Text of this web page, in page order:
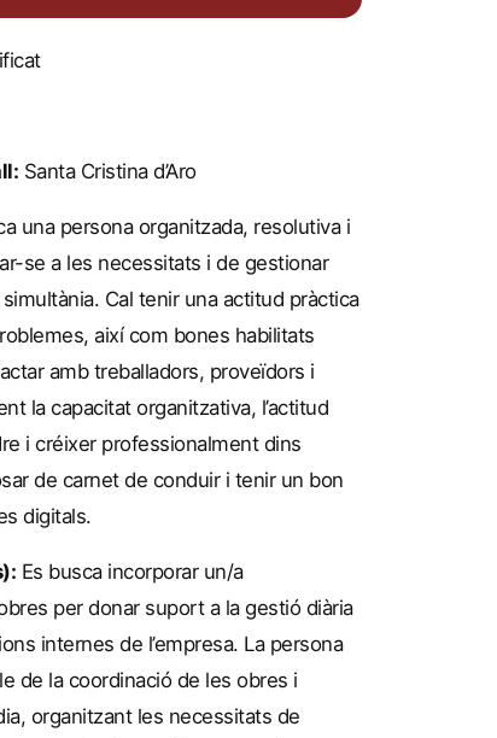
Santa Cristina d’Aro
una persona organitzada, resolutiva i
se a les necessitats i de gestionar
Cal tenir una actitud pràctica
així com bones habilitats
amb treballadors, proveïdors i
la capacitat organitzativa, l’actitud
i créixer professionalment dins
de carnet de conduir i tenir un bon
digitals.
Es busca incorporar un/a
per donar suport a la gestió diària
internes de l’empresa. La persona
de la coordinació de les obres i
organitzant les necessitats de